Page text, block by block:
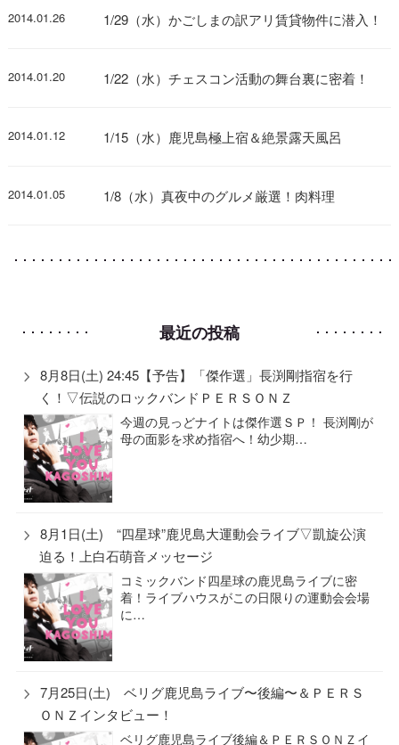
2014.01.26 1/29（水）かごしまの訳アリ賃貸物件に潜入！
2014.01.20 1/22（水）チェスコン活動の舞台裏に密着！
2014.01.12 1/15（水）鹿児島極上宿＆絶景露天風呂
2014.01.05 1/8（水）真夜中のグルメ厳選！肉料理
最近の投稿
8月8日(土) 24:45【予告】「傑作選」長渕剛指宿を行
く！▽伝説のロックバンドＰＥＲＳＯＮＺ
今週の見っどナイトは傑作選ＳＰ！ 長渕剛が
母の面影を求め指宿へ！幼少期…
8月1日(土) “四星球”鹿児島大運動会ライブ▽凱旋公演
迫る！上白石萌音メッセージ
コミックバンド四星球の鹿児島ライブに密
着！ライブハウスがこの日限りの運動会会場
に…
7月25日(土) ベリグ鹿児島ライブ〜後編〜＆ＰＥＲＳ
ＯＮＺインタビュー！
ベリグ鹿児島ライブ後編＆ＰＥＲＳＯＮＺイ